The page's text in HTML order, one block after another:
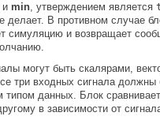
и min, утверждением является
делает. В противном случае
симуляцию и возвращает
могут быть скалярами,
три входных сигнала должны
данных. Блок
в зависимости от